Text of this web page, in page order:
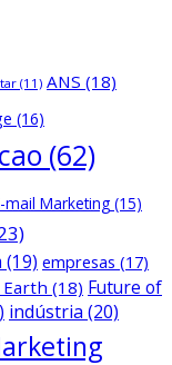
(11) ANS (18)
(16)
(62)
mail Marketing (15)
(19) empresas (17)
Earth (18) Future of
indústria (20)